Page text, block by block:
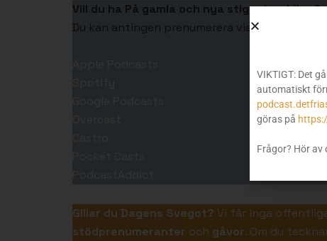
Vill du ha På gamla och nya stigar i mobilen?
Du kan antingen prenumerera via vårt
Gillar du Dagens Svegot? Vi får inga
stödprenumeranter och gåvor. Om du
VIKTIGT: Det
automatiskt
göras på
Frågor? Hör av